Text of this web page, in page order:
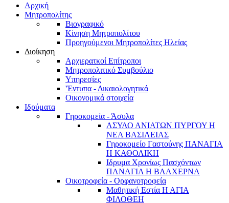
Αρχική
Μητροπολίτης
Βιογραφικό
Κίνηση Μητροπολίτου
Προηγούμενοι Μητροπολίτες Ηλείας
Διοίκηση
Αρχιερατκοί Επίτροποι
Μητροπολιτικό Συμβούλιο
Υπηρεσίες
'Έντυπα - Δικαιολογητικά
Οικονομικά στοιχεία
Ιδρύματα
Γηροκομεία - Άσυλα
ΑΣΥΛΟ ΑΝΙΑΤΩΝ ΠΥΡΓΟΥ Η
ΝΕΑ ΒΑΣΙΛΕΙΑΣ
Γηροκομείο Γαστούνης ΠΑΝΑΓΙΑ
Η ΚΑΘΟΛΙΚΗ
Ιδρυμα Χρονίως Πασχόντων
ΠΑΝΑΓΙΑ Η ΒΛΑΧΕΡΝΑ
Οικοτροφεία - Ορφανοτροφεία
Μαθητική Εστία Η ΑΓΙΑ
ΦΙΛΟΘΕΗ